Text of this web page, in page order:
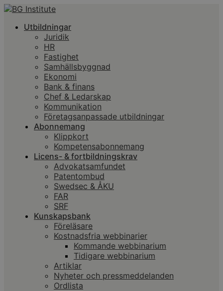
Utbildningar
Juridik
HR
Fastighet
Samhällsbyggnad
Ekonomi
Bank & finans
Chef & Ledarskap
Kommunikation
Företagsanpassade utbildningar
Abonnemang
Klippkort
Kompetensabonnemang
Licens- & fortbildningskrav
Advokatsamfundet
Patentombud
Swedsec & ÅKU
FAR
SRF
Kunskapsbank
Föreläsare
Kostnadsfria webbinarier
Kommande webbinarium
Tidigare webbinarium
Artiklar
Nyheter och pressmeddelanden
Ordlista